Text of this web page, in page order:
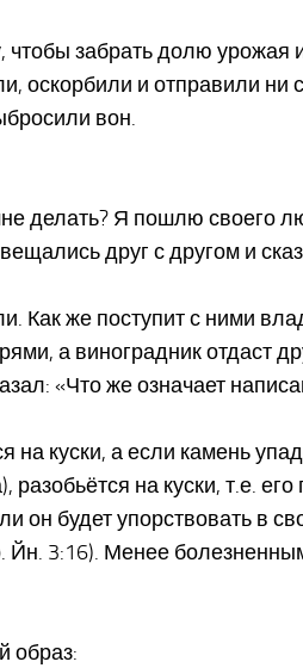
забрать долю урожая
оскорбили и отправили ни
вон.
делать? Я пошлю своего
друг с другом и
Как же поступит с ними
а виноградник отдаст
«Что же означает
на куски, а если камень
разобьётся на куски, т.е.
будет упорствовать в
Йн. 3:16). Менее
образ: